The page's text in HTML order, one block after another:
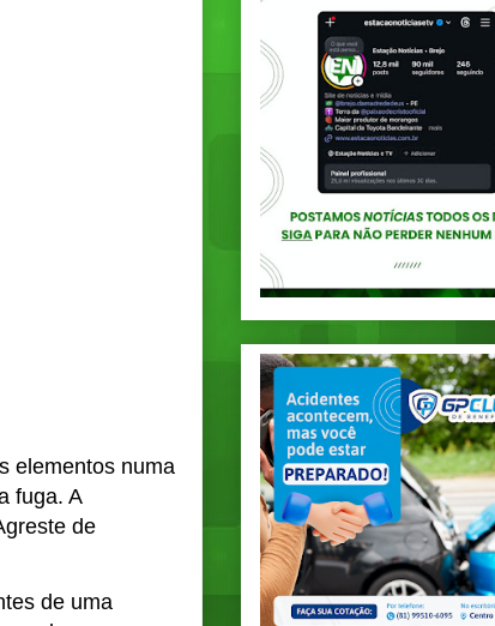
elementos numa
fuga. A
de
de uma